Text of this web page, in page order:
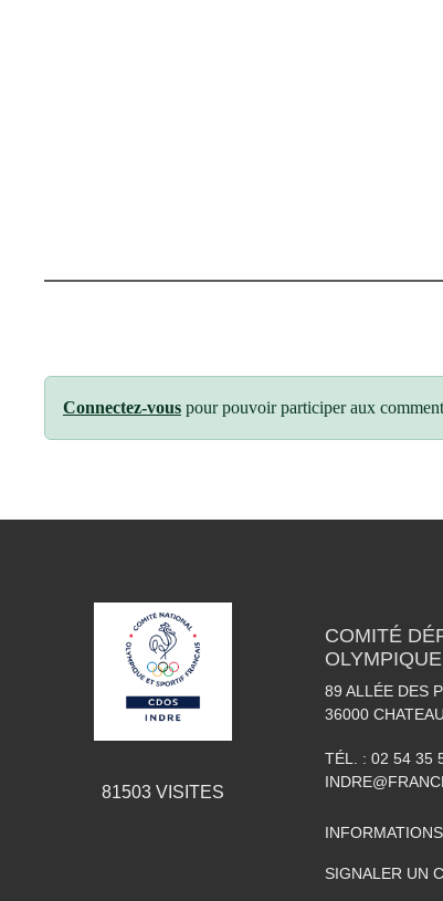
Connectez-vous pour pouvoir participer aux
81503VISITES
COMITÉ
89 ALLÉE DES
36000
TÉL. : 02 54 35
SIGNALER UN